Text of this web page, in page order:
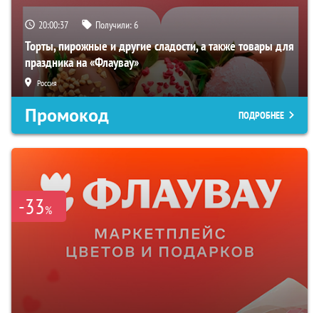
20:00:37 Получили:6
Торты, пирожные и другие сладости, а также товары для
праздника на «Флаувау»
Россия
Промокод ПОДРОБНЕЕ
-33%